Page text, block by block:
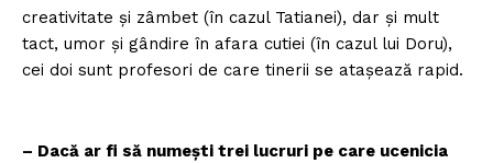
creativitate și zâmbet (în cazul Tatianei), dar și mult
tact, umor și gândire în afara cutiei (în cazul lui Doru),
cei doi sunt profesori de care tinerii se atașează rapid.
– Dacă ar fi să numești trei lucruri pe care ucenicia